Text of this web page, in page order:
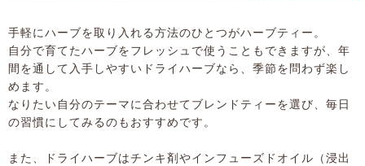
手軽にハーブを取り入れる方法のひとつがハーブティー。
自分で育てたハーブをフレッシュで使うこともできますが、年
間を通して入手しやすいドライハーブなら、季節を問わず楽し
めます。
なりたい自分のテーマに合わせてブレンドティーを選び、毎日
の習慣にしてみるのもおすすめです。
また、ドライハーブはチンキ剤やインフューズドオイル（浸出